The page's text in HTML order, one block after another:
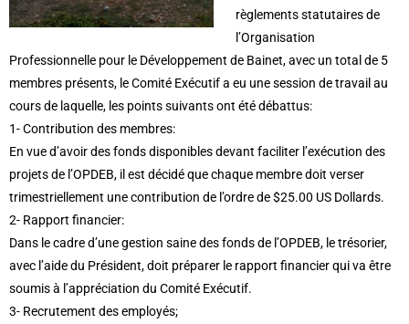
règlements statutaires de
l’Organisation
Professionnelle pour le Développement de Bainet, avec un total de 5
membres présents, le Comité Exécutif a eu une session de travail au
cours de laquelle, les points suivants ont été débattus:
1- Contribution des membres:
En vue d’avoir des fonds disponibles devant faciliter l’exécution des
projets de l’OPDEB, il est décidé que chaque membre doit verser
trimestriellement une contribution de l’ordre de $25.00 US Dollards.
2- Rapport financier:
Dans le cadre d’une gestion saine des fonds de l’OPDEB, le trésorier,
avec l’aide du Président, doit préparer le rapport financier qui va être
soumis à l’appréciation du Comité Exécutif.
3- Recrutement des employés;